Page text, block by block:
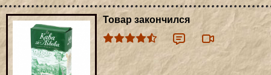
Товар закончился